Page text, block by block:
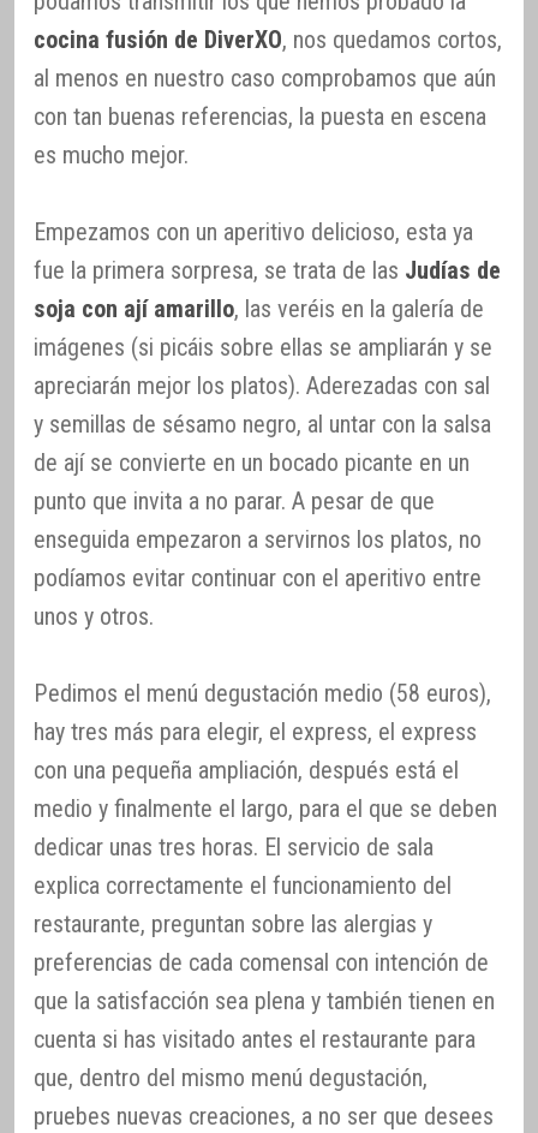
cocina fusión de DiverXO, nos quedamos cortos,
al menos en nuestro caso comprobamos que aún
con tan buenas referencias, la puesta en escena
es mucho mejor.
Empezamos con un aperitivo delicioso, esta ya
fue la primera sorpresa, se trata de las Judías de
soja con ají amarillo, las veréis en la galería de
imágenes (si picáis sobre ellas se ampliarán y se
apreciarán mejor los platos). Aderezadas con sal
y semillas de sésamo negro, al untar con la salsa
de ají se convierte en un bocado picante en un
punto que invita a no parar. A pesar de que
enseguida empezaron a servirnos los platos, no
podíamos evitar continuar con el aperitivo entre
unos y otros.
Pedimos el menú degustación medio (58 euros),
hay tres más para elegir, el express, el express
con una pequeña ampliación, después está el
medio y finalmente el largo, para el que se deben
dedicar unas tres horas. El servicio de sala
explica correctamente el funcionamiento del
restaurante, preguntan sobre las alergias y
preferencias de cada comensal con intención de
que la satisfacción sea plena y también tienen en
cuenta si has visitado antes el restaurante para
que, dentro del mismo menú degustación,
pruebes nuevas creaciones, a no ser que desees